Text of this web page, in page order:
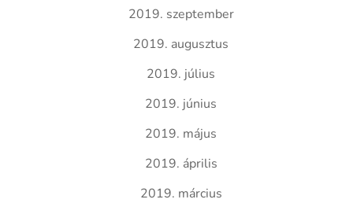
2019. szeptember
2019. augusztus
2019. július
2019. június
2019. május
2019. április
2019. március